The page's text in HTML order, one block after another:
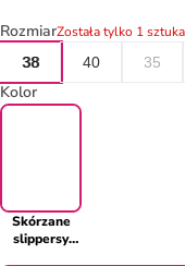
RozmiarZostała tylko 1 sztuka
38
40 35
Kolor
Skórzane
slippersy